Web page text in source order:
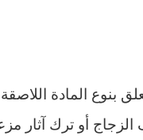
بنوع المادة
أو ترك آثار